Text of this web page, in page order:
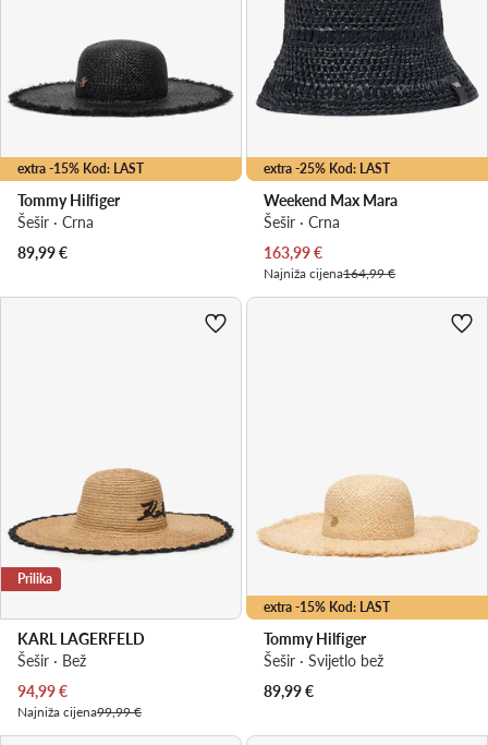
extra -15% Kod: LAST
Tommy Hilfiger
Šešir · Crna
89,99€
extra -25% Kod: LAST
Weekend Max Mara
Šešir · Crna
Trenutna cijena
163,99€
Najniža cijena164,99 €
Prilika
KARL LAGERFELD
Šešir · Bež
Trenutna cijena
94,99€
Najniža cijena99,99 €
extra -15% Kod: LAST
Tommy Hilfiger
Šešir · Svijetlo bež
89,99€